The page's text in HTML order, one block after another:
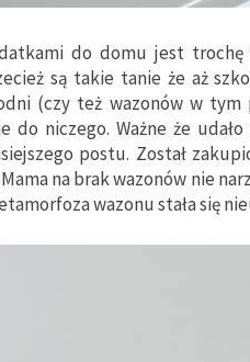
do domu jest trochę
są takie tanie że aż
(czy też wazonów w tym
do niczego. Ważne że
postu. Został
na brak wazonów nie
wazonu stała się